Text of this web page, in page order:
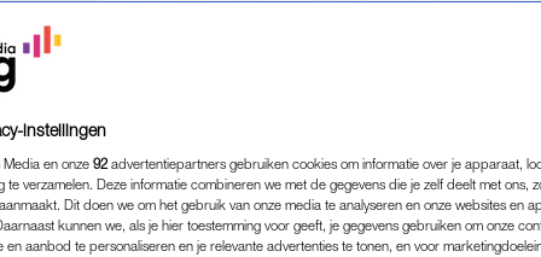
instellingen
en onze 92 advertentiepartners gebruiken cookies om informatie over je apparaat,
te verzamelen. Deze informatie combineren we met de gegevens die je zelf deelt met ons,
Dit doen we om het gebruik van onze media te analyseren en onze websites en
kunnen we, als je hier toestemming voor geeft, je gegevens gebruiken om onze
en aanbod te personaliseren en je relevante advertenties te tonen, en voor